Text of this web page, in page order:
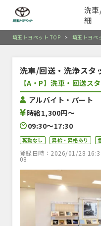
洗
細
埼玉トヨペット TOP > 埼玉トヨペ
洗車/回送・洗浄スタ
【A・P】洗車・回送ス
アルバイト・パート
時給1,300円〜
09:30〜17:30
転勤なし 昇給・昇格あり
登録日時：2026/01/28
08